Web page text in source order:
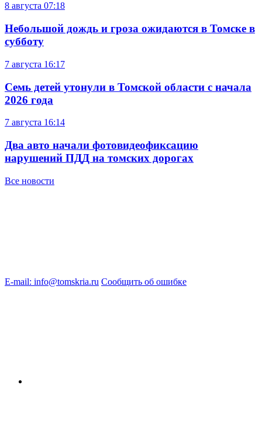
8 августа 07:18
Небольшой дождь и гроза ожидаются в Томске в
субботу
7 августа 16:17
Семь детей утонули в Томской области с начала
2026 года
7 августа 16:14
Два авто начали фотовидеофиксацию
нарушений ПДД на томских дорогах
Все новости
E-mail: info@tomskria.ru Сообщить об ошибке